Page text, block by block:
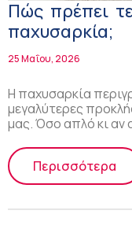
Πώς πρέπει
παχυσαρκία;
25 Μαΐου, 2026
Η παχυσαρκία
μεγαλύτερες
μας. Όσο απλό κι αν
Περισσότερα